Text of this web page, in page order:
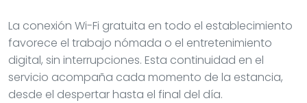
La conexión Wi-Fi gratuita en todo el establecimiento
favorece el trabajo nómada o el entretenimiento
digital, sin interrupciones. Esta continuidad en el
servicio acompaña cada momento de la estancia,
desde el despertar hasta el final del día.